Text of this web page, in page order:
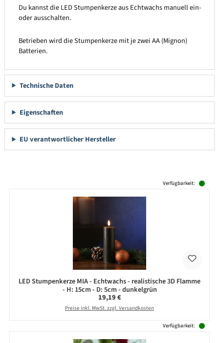
Du kannst die LED Stumpenkerze aus Echtwachs manuell ein-
oder ausschalten.
Betrieben wird die Stumpenkerze mit je zwei AA (Mignon)
Batterien.
Technische Daten
Eigenschaften
EU verantwortlicher Hersteller
Verfügbarkeit:
LED Stumpenkerze MIA - Echtwachs - realistische 3D Flamme
- H: 15cm - D: 5cm - dunkelgrün
Regulärer Preis:
19,19 €
Preise inkl. MwSt. zzgl. Versandkosten
Verfügbarkeit: